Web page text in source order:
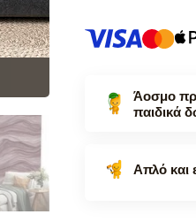
Άοσμο
παιδικά
Απλό και